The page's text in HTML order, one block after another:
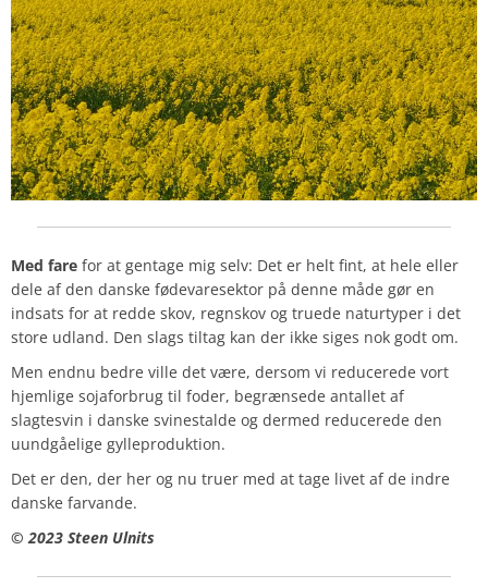
Med fare for at gentage mig selv: Det er helt fint, at hele eller
dele af den danske fødevaresektor på denne måde gør en
indsats for at redde skov, regnskov og truede naturtyper i det
store udland. Den slags tiltag kan der ikke siges nok godt om.
Men endnu bedre ville det være, dersom vi reducerede vort
hjemlige sojaforbrug til foder, begrænsede antallet af
slagtesvin i danske svinestalde og dermed reducerede den
uundgåelige gylleproduktion.
Det er den, der her og nu truer med at tage livet af de indre
danske farvande.
© 2023 Steen Ulnits